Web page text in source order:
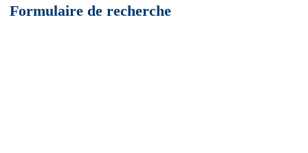
Formulaire de recherche